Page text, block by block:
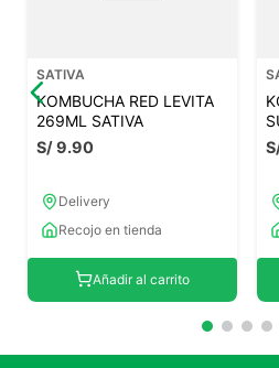
SATIVA
KOMBUCHA RED LEVITA
269ML SATIVA
S/9.90
Delivery
Recojo en tienda
Añadir al carrito